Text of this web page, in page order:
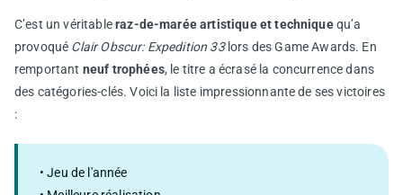
C’est un véritableraz-de-marée artistique et techniquequ’a
provoqué Clair Obscur: Expedition 33lors des Game Awards. En
remportant neuf trophées, le titre a écrasé la concurrence dans
des catégories-clés. Voici la liste impressionnante de ses victoires
:
• Jeu de l'année